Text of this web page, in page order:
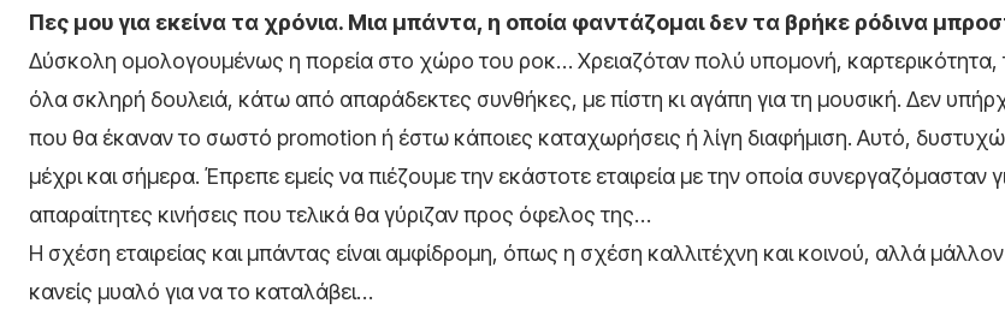
Πες μου για εκείνα τα χρόνια. Μια μπάντα, η οποία φαντάζομαι δεν τα βρήκε ρόδινα
Δύσκολη ομολογουμένως η πορεία στο χώρο του ροκ… Χρειαζόταν πολύ υπομονή,
όλα σκληρή δουλειά, κάτω από απαράδεκτες συνθήκες, με πίστη κι αγάπη για τη μουσική. Δεν
που θα έκαναν το σωστό promotion ή έστω κάποιες καταχωρήσεις ή λίγη διαφήμιση. Αυτό,
μέχρι και σήμερα. Έπρεπε εμείς να πιέζουμε την εκάστοτε εταιρεία με την οποία συνεργαζόμασταν
απαραίτητες κινήσεις που τελικά θα γύριζαν προς όφελος της…
Η σχέση εταιρείας και μπάντας είναι αμφίδρομη, όπως η σχέση καλλιτέχνη και κοινού, αλλά μάλλον
κανείς μυαλό για να το καταλάβει…